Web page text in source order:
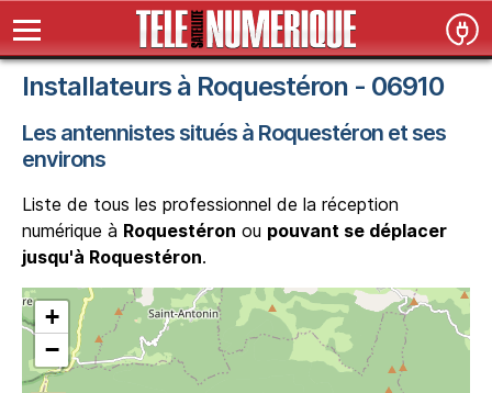
Installateurs à Roquestéron - 06910
Les antennistes situés à Roquestéron et ses
environs
Liste de tous les professionnel de la réception
numérique à Roquestéron ou pouvant se déplacer
jusqu'à Roquestéron.
+
−